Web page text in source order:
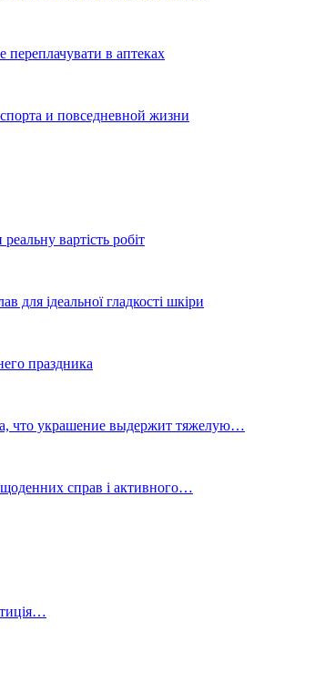
переплачувати в аптеках
и повседневной жизни
вартість робіт
для ідеальної гладкості шкіри
праздника
что украшение выдержит тяжелую…
справ і активного…